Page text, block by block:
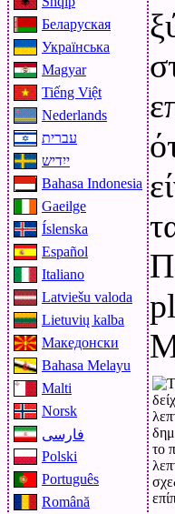
Беларуская
Українська
Magyar
Tiếng Việt
Nederlands
עברית
ייִדיש
Bahasa Indonesia
Gaeilge
Íslenska
Español
Italiano
Latviešu valoda
Lietuvių kalba
Македонски
Bahasa Melayu
Malti
Norsk
فارسی
Polski
Português
Română